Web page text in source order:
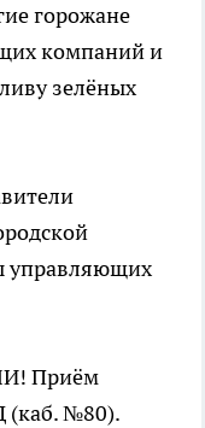
горожане
компаний и
зелёных
управляющих
Приём
(каб. №80).